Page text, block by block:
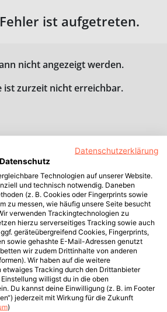
ist aufgetreten.
nicht angezeigt werden.
ist zurzeit nicht erreichbar.
Datenschutzerklärung
Technologien auf unserer Website.
und technisch notwendig. Daneben
(z. B. Cookies oder Fingerprints sowie
zu messen, wie häufig unsere Seite besucht
verwenden Trackingtechnologien zu
hierzu serverseitiges Tracking sowie auch
geräteübergreifend Cookies, Fingerprints,
sowie gehashte E-Mail-Adressen genutzt
wir zudem Drittinhalte von anderen
Wir haben auf die weitere
etwaiges Tracking durch den Drittanbieter
willigst du in die oben
Du kannst deine Einwilligung (z. B. im Footer
jederzeit mit Wirkung für die Zukunft
)